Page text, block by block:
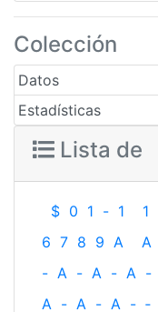
Colección
Datos
Estadísticas
Lista de
$ 0 1 - 1 1
6 7 8 9 A A
- A - A - A -
A - A - A - ‐